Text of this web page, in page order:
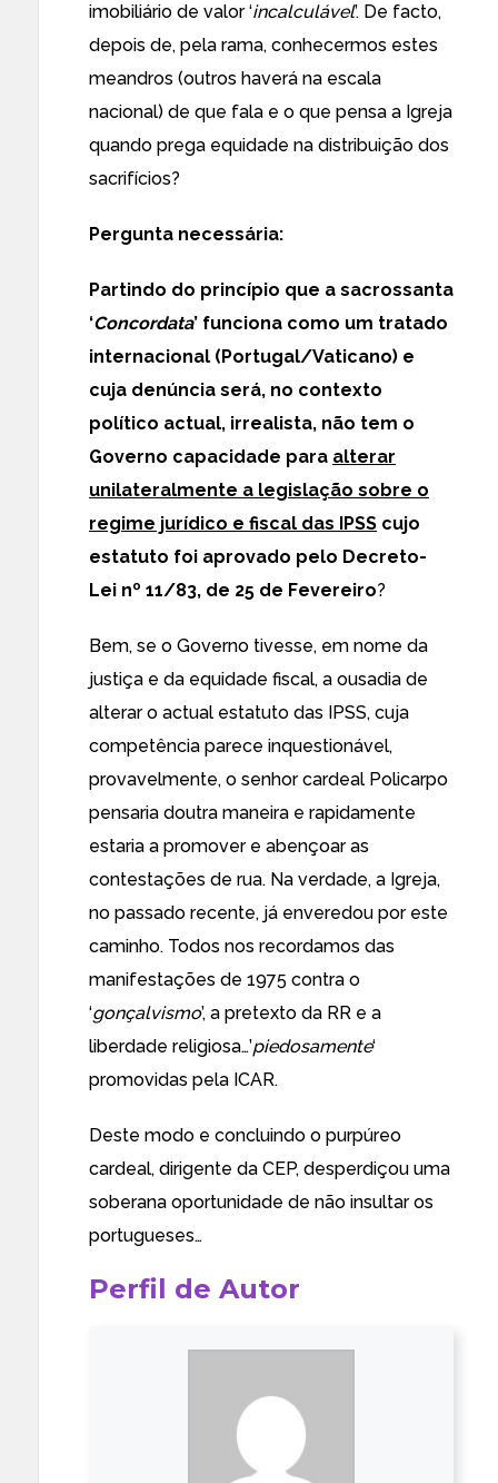
imobiliário de valor ‘incalculável’. De facto,
depois de, pela rama, conhecermos estes
meandros (outros haverá na escala
nacional) de que fala e o que pensa a Igreja
quando prega equidade na distribuição dos
sacrifícios?
Pergunta necessária:
Partindo do princípio que a sacrossanta
‘Concordata’ funciona como um tratado
internacional (Portugal/Vaticano) e
cuja denúncia será, no contexto
político actual, irrealista, não tem o
Governo capacidade para alterar
unilateralmente a legislação sobre o
regime jurídico e fiscal das IPSS cujo
estatuto foi aprovado pelo Decreto-
Lei nº 11/83, de 25 de Fevereiro?
Bem, se o Governo tivesse, em nome da
justiça e da equidade fiscal, a ousadia de
alterar o actual estatuto das IPSS, cuja
competência parece inquestionável,
provavelmente, o senhor cardeal Policarpo
pensaria doutra maneira e rapidamente
estaria a promover e abençoar as
contestações de rua. Na verdade, a Igreja,
no passado recente, já enveredou por este
caminho. Todos nos recordamos das
manifestações de 1975 contra o
‘gonçalvismo’, a pretexto da RR e a
liberdade religiosa…’piedosamente‘
promovidas pela ICAR.
Deste modo e concluindo o purpúreo
cardeal, dirigente da CEP, desperdiçou uma
soberana oportunidade de não insultar os
portugueses…
Perfil de Autor